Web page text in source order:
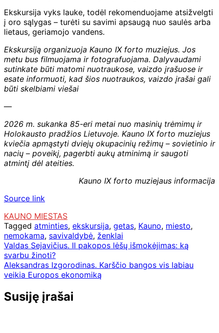
Ekskursija vyks lauke, todėl rekomenduojame atsižvelgti
į oro sąlygas – turėti su savimi apsaugą nuo saulės arba
lietaus, geriamojo vandens.
Ekskursiją organizuoja Kauno IX forto muziejus. Jos
metu bus filmuojama ir fotografuojama. Dalyvaudami
sutinkate būti matomi nuotraukose, vaizdo įrašuose ir
esate informuoti, kad šios nuotraukos, vaizdo įrašai gali
būti skelbiami viešai
—
2026 m. sukanka 85-eri metai nuo masinių trėmimų ir
Holokausto pradžios Lietuvoje. Kauno IX forto muziejus
kviečia apmąstyti dviejų okupacinių režimų – sovietinio ir
nacių – poveikį, pagerbti aukų atminimą ir saugoti
atmintį dėl ateities.
Kauno IX forto muziejaus informacija
Source link
KAUNO MIESTAS
Tagged atminties, ekskursija, getas, Kauno, miesto,
nemokama, savivaldybė, ženklai
Navigacija
tarp
įrašų
Valdas Sejavičius. II pakopos lėšų išmokėjimas: ką
svarbu žinoti?
Aleksandras Izgorodinas. Karščio bangos vis labiau
veikia Europos ekonomiką
Susiję įrašai